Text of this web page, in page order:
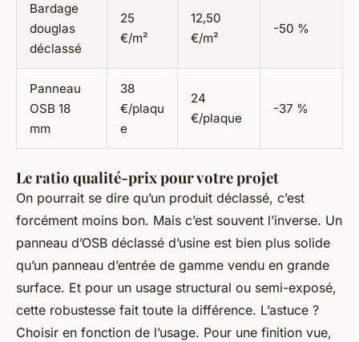
Bardage
douglas
déclassé
25
€/m²
12,50
€/m²
-50 %
Panneau
OSB 18
mm
38
€/plaqu
e
24
€/plaque
-37 %
Le ratio qualité-prix pour votre projet
On pourrait se dire qu’un produit déclassé, c’est
forcément moins bon. Mais c’est souvent l’inverse. Un
panneau d’OSB déclassé d’usine est bien plus solide
qu’un panneau d’entrée de gamme vendu en grande
surface. Et pour un usage structural ou semi-exposé,
cette robustesse fait toute la différence. L’astuce ?
Choisir en fonction de l’usage. Pour une finition vue,